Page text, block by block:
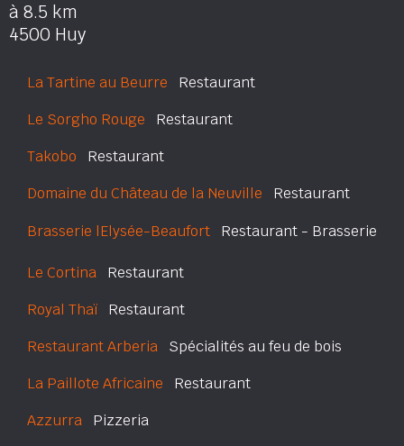
à 8.5 km
4500 Huy
La Tartine au Beurre Restaurant
Le Sorgho Rouge Restaurant
Takobo Restaurant
Domaine du Château de la Neuville Restaurant
Brasserie lElysée-Beaufort Restaurant - Brasserie
Le Cortina Restaurant
Royal Thaï Restaurant
Restaurant Arberia Spécialités au feu de bois
La Paillote Africaine Restaurant
Azzurra Pizzeria